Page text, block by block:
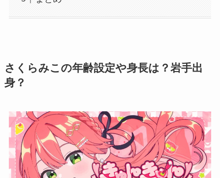
さくらみこの年齢設定や身長は？岩手出
身？